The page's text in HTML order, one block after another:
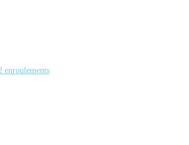
enroulements